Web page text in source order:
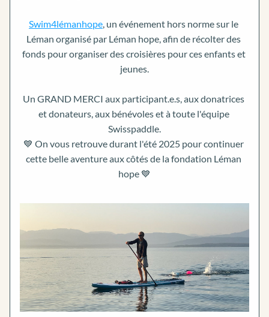
Swim4lémanhope, un événement hors norme sur le
Léman organisé par Léman hope, afin de récolter des
fonds pour organiser des croisières pour ces enfants et
jeunes.
Un GRAND MERCI aux participant.e.s, aux donatrices
et donateurs, aux bénévoles et à toute l'équipe
Swisspaddle.
💙 On vous retrouve durant l'été 2025 pour continuer
cette belle aventure aux côtés de la fondation Léman
hope 💙